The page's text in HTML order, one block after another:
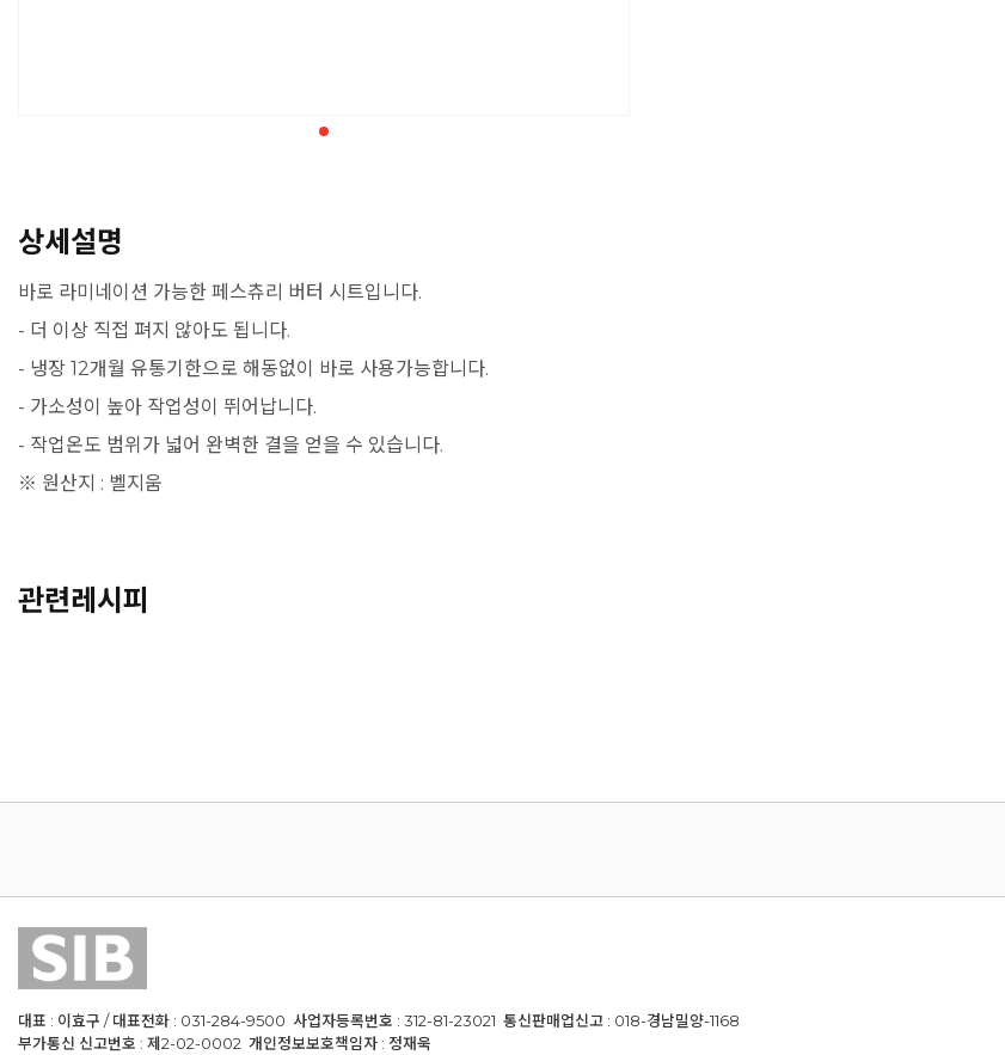
상세설명
바로 라미네이션 가능한 페스츄리 버터 시트입니다.
- 더 이상 직접 펴지 않아도 됩니다.
- 냉장 12개월 유통기한으로 해동없이 바로 사용가능합니다.
- 가소성이 높아 작업성이 뛰어납니다.
- 작업온도 범위가 넓어 완벽한 결을 얻을 수 있습니다.
※ 원산지 : 벨지움
관련레시피
대표 : 이효구 / 대표전화 : 031-284-9500 사업자등록번호 : 312-81-23021 통신판매업신고 : 018-경남밀양-1168
부가통신 신고번호 : 제2-02-0002 개인정보보호책임자 : 정재욱